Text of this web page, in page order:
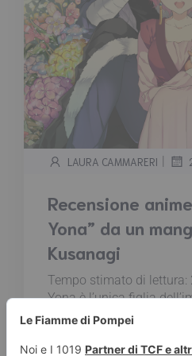
LAURA CAMMARERI |
Recensione
Yona” da un
Kusanagi
Tempo stimato di lettura:
Yona è l’unica figlia
amata e viziata, è
aitante cugino Soo-won,